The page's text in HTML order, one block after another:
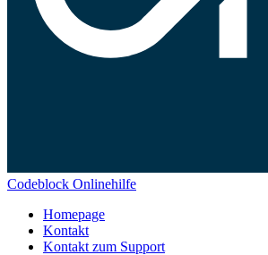
Codeblock Onlinehilfe
Homepage
Kontakt
Kontakt zum Support